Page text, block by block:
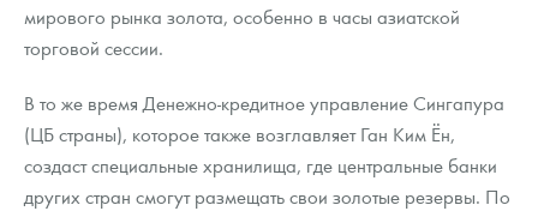
мирового рынка золота, особенно в часы азиатской
торговой сессии.
В то же время Денежно-кредитное управление Сингапура
(ЦБ страны), которое также возглавляет Ган Ким Ён,
создаст специальные хранилища, где центральные банки
других стран смогут размещать свои золотые резервы. По